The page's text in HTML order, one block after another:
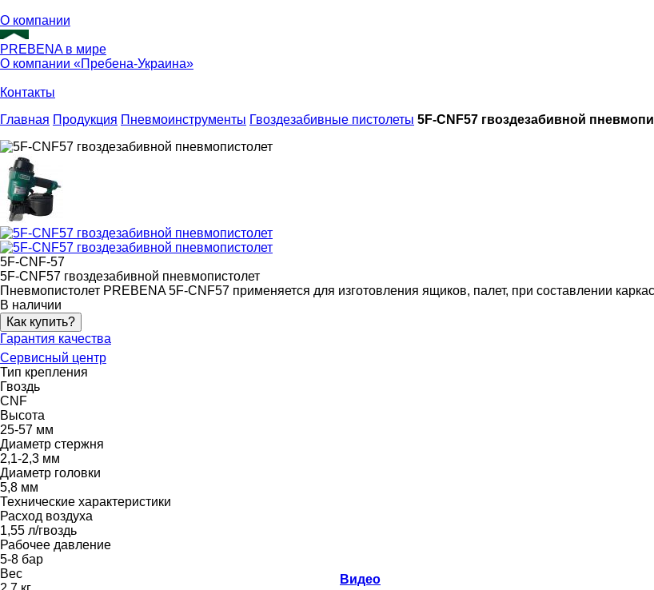
О компании
PREBENA в мире
О компании «Пребена-Украина»
Контакты
Главная Продукция Пневмоинструменты Гвоздезабивные пистолеты 5F-CNF57 гвоздезабивной
5F-CNF-57
5F-CNF57 гвоздезабивной пневмопистолет
Пневмопистолет PREBENA 5F-CNF57 применяется для изготовления ящиков, палет, при составлении
В наличии
Как купить?
Гарантия качества
Сервисный центр
Тип крепления
Гвоздь
CNF
Высота
25-57 мм
Диаметр стержня
2,1-2,3 мм
Диаметр головки
5,8 мм
Технические характеристики
Расход воздуха
1,55 л/гвоздь
Рабочее давление
5-8 бар
Вес
Видео